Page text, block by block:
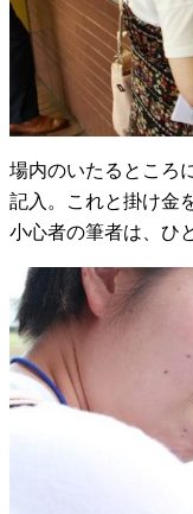
場内のいたるところ
記入。これと掛け金
小心者の筆者は、ひ